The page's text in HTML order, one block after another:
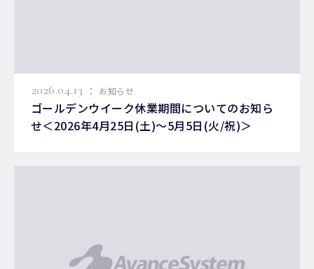
2026.04.13 : お知らせ
ゴールデンウイーク休業期間についてのお知ら
せ＜2026年4月25日(土)～5月5日(火/祝)＞